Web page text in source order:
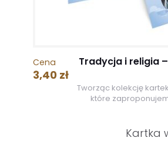
Cena
3,40 zł
Tradycja i religia
Tworząc kolekcję
które
Kartka